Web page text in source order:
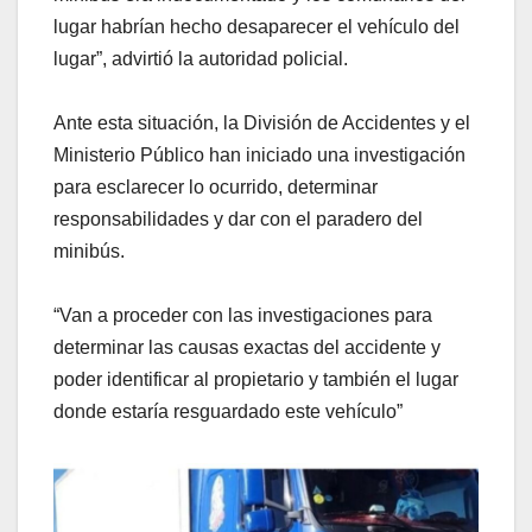
lugar habrían hecho desaparecer el vehículo del
lugar”, advirtió la autoridad policial.
Ante esta situación, la División de Accidentes y el
Ministerio Público han iniciado una investigación
para esclarecer lo ocurrido, determinar
responsabilidades y dar con el paradero del
minibús.
“Van a proceder con las investigaciones para
determinar las causas exactas del accidente y
poder identificar al propietario y también el lugar
donde estaría resguardado este vehículo”